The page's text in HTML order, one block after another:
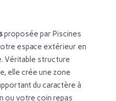
proposée par Piscines
espace extérieur en
Véritable structure
elle crée une zone
du caractère à
ou votre coin repas